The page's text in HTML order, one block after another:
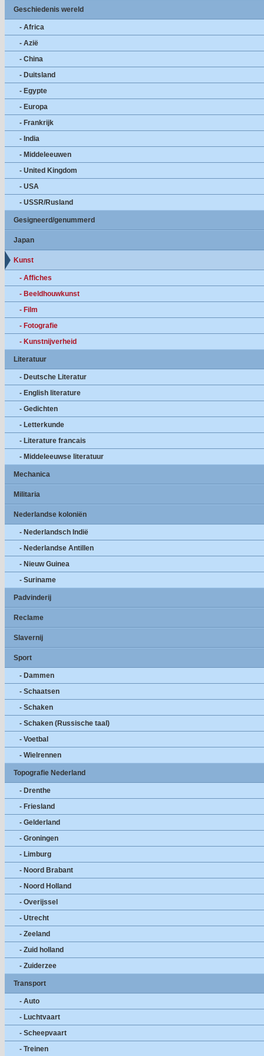
Geschiedenis wereld
- Africa
- Azië
- China
- Duitsland
- Egypte
- Europa
- Frankrijk
- India
- Middeleeuwen
- United Kingdom
- USA
- USSR/Rusland
Gesigneerd/genummerd
Japan
Kunst
- Affiches
- Beeldhouwkunst
- Film
- Fotografie
- Kunstnijverheid
Literatuur
- Deutsche Literatur
- English literature
- Gedichten
- Letterkunde
- Literature francais
- Middeleeuwse literatuur
Mechanica
Militaria
Nederlandse koloniën
- Nederlandsch Indië
- Nederlandse Antillen
- Nieuw Guinea
- Suriname
Padvinderij
Reclame
Slavernij
Sport
- Dammen
- Schaatsen
- Schaken
- Schaken (Russische taal)
- Voetbal
- Wielrennen
Topografie Nederland
- Drenthe
- Friesland
- Gelderland
- Groningen
- Limburg
- Noord Brabant
- Noord Holland
- Overijssel
- Utrecht
- Zeeland
- Zuid holland
- Zuiderzee
Transport
- Auto
- Luchtvaart
- Scheepvaart
- Treinen